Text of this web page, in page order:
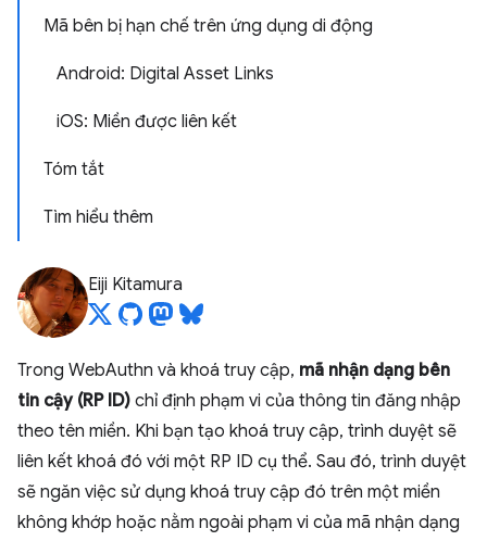
Mã bên bị hạn chế trên ứng dụng di động
Android: Digital Asset Links
iOS: Miền được liên kết
Tóm tắt
Tìm hiểu thêm
Eiji Kitamura
Trong WebAuthn và khoá truy cập, mã nhận dạng bên
tin cậy (RP ID) chỉ định phạm vi của thông tin đăng nhập
theo tên miền. Khi bạn tạo khoá truy cập, trình duyệt sẽ
liên kết khoá đó với một RP ID cụ thể. Sau đó, trình duyệt
sẽ ngăn việc sử dụng khoá truy cập đó trên một miền
không khớp hoặc nằm ngoài phạm vi của mã nhận dạng